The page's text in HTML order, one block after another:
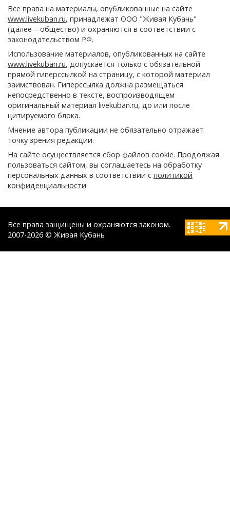
Все права на материалы, опубликованные на сайте
www.livekuban.ru, принадлежат ООО "Живая Кубань"
(далее – общество) и охраняются в соответствии с
законодательством РФ.
Использование материалов, опубликованных на сайте
www.livekuban.ru, допускается только с обязательной
прямой гиперссылкой на страницу, с которой материал
заимствован. Гиперссылка должна размещаться
непосредственно в тексте, воспроизводящем
оригинальный материал livekuban.ru, до или после
цитируемого блока.
Мнение автора публикации не обязательно отражает
точку зрения редакции.
На сайте осуществляется сбор файлов cookie. Продолжая
пользоваться сайтом, вы соглашаетесь на обработку
персональных данных в соответствии с политикой
конфиденциальности
Все права защищены и охраняются законом.
2007-2026 © Живая Кубань